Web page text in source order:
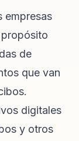
empresas
de
que van
digitales
y otros